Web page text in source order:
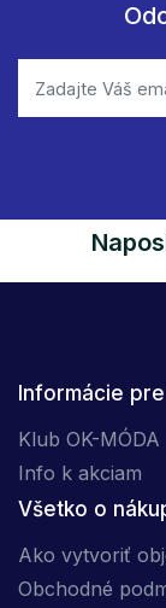
Informácie
Klub OK-MÓDA
Info k akciam
Všetko o
Ako vytvoriť
Obchodné